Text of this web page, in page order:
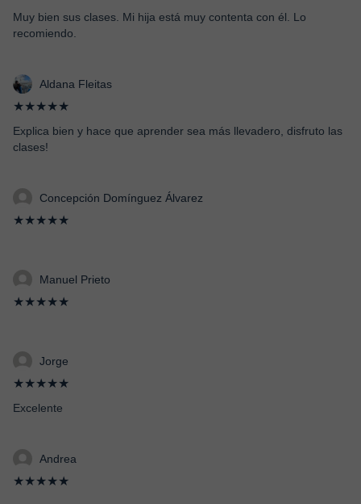
Muy bien sus clases. Mi hija está muy contenta con él. Lo
recomiendo.
Aldana Fleitas
★★★★★
Explica bien y hace que aprender sea más llevadero, disfruto las
clases!
Concepción Domínguez Álvarez
★★★★★
Manuel Prieto
★★★★★
Jorge
★★★★★
Excelente
Andrea
★★★★★